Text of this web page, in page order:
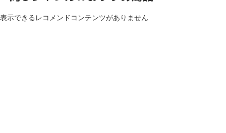
表示できるレコメンドコンテンツがありません